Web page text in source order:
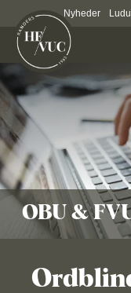
Nyheder
OBU &